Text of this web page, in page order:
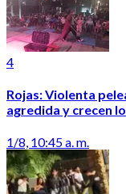
4
Rojas: Violenta
agredida y crecen
1/8, 10:45 a. m.